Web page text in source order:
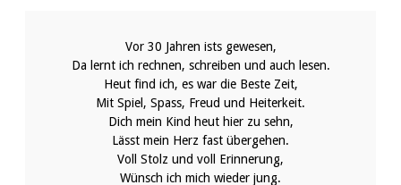
Vor 30 Jahren ists gewesen,
Da lernt ich rechnen, schreiben und auch lesen.
Heut find ich, es war die Beste Zeit,
Mit Spiel, Spass, Freud und Heiterkeit.
Dich mein Kind heut hier zu sehn,
Lässt mein Herz fast übergehen.
Voll Stolz und voll Erinnerung,
Wünsch ich mich wieder jung.